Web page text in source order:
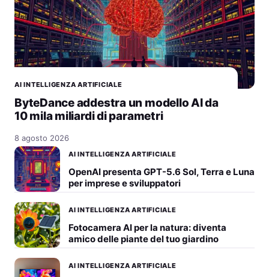
AI INTELLIGENZA ARTIFICIALE
ByteDance addestra un modello AI da
10 mila miliardi di parametri
8 agosto 2026
AI INTELLIGENZA ARTIFICIALE
OpenAI presenta GPT-5.6 Sol, Terra e Luna
per imprese e sviluppatori
AI INTELLIGENZA ARTIFICIALE
Fotocamera AI per la natura: diventa
amico delle piante del tuo giardino
AI INTELLIGENZA ARTIFICIALE